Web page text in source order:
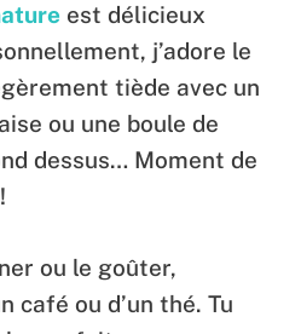
est délicieux
j’adore le
tiède avec un
ou une boule de
dessus… Moment de
ou le goûter,
café ou d’un thé. Tu